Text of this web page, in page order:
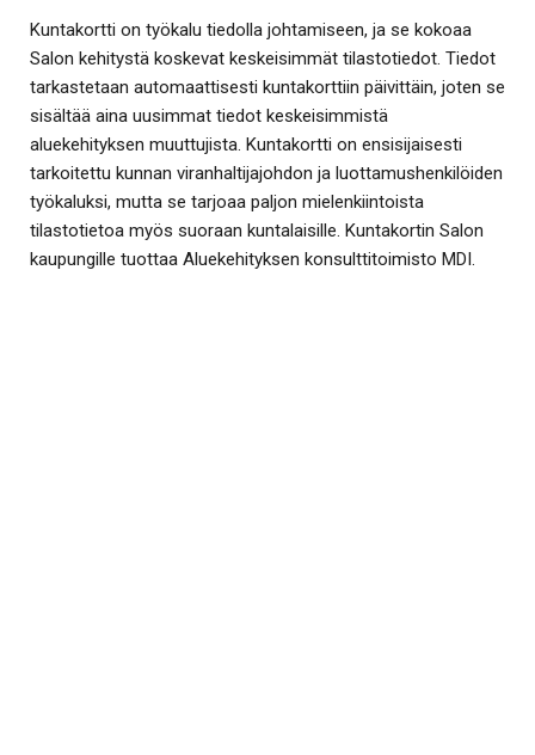
Kuntakortti on työkalu tiedolla johtamiseen, ja se kokoaa
Salon kehitystä koskevat keskeisimmät tilastotiedot. Tiedot
tarkastetaan automaattisesti kuntakorttiin päivittäin, joten se
sisältää aina uusimmat tiedot keskeisimmistä
aluekehityksen muuttujista. Kuntakortti on ensisijaisesti
tarkoitettu kunnan viranhaltijajohdon ja luottamushenkilöiden
työkaluksi, mutta se tarjoaa paljon mielenkiintoista
tilastotietoa myös suoraan kuntalaisille. Kuntakortin Salon
kaupungille tuottaa Aluekehityksen konsulttitoimisto MDI.